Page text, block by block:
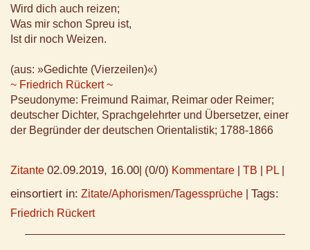
Wird dich auch reizen;
Was mir schon Spreu ist,
Ist dir noch Weizen.
(aus: »Gedichte (Vierzeilen)«)
~ Friedrich Rückert ~
Pseudonyme: Freimund Raimar, Reimar oder Reimer;
deutscher Dichter, Sprachgelehrter und Übersetzer, einer
der Begründer der deutschen Orientalistik; 1788-1866
Zitante 02.09.2019, 16.00 (0/0) Kommentare TB PL
einsortiert in: Zitate/Aphorismen/Tagessprüche Tags:
Friedrich Rückert